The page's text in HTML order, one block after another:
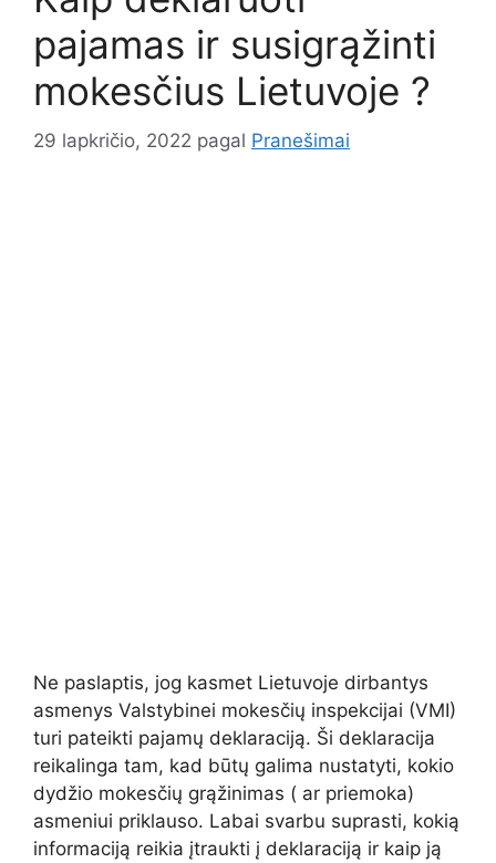
pajamas ir susigrąžinti
mokesčius Lietuvoje ?
29 lapkričio, 2022 pagal Pranešimai
Ne paslaptis, jog kasmet Lietuvoje dirbantys
asmenys Valstybinei mokesčių inspekcijai (VMI)
turi pateikti pajamų deklaraciją. Ši deklaracija
reikalinga tam, kad būtų galima nustatyti, kokio
dydžio mokesčių grąžinimas ( ar priemoka)
asmeniui priklauso. Labai svarbu suprasti, kokią
informaciją reikia įtraukti į deklaraciją ir kaip ją